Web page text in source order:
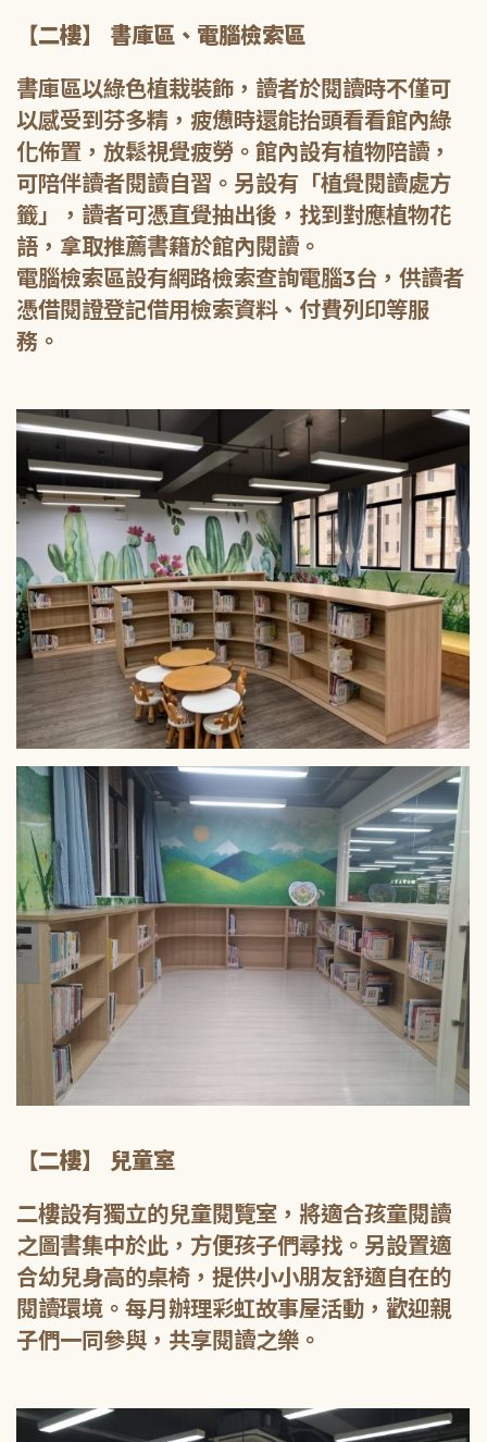
【二樓】 書庫區、電腦檢索區
書庫區以綠色植栽裝飾，讀者於閱讀時不僅可
以感受到芬多精，疲憊時還能抬頭看看館內綠
化佈置，放鬆視覺疲勞。館內設有植物陪讀，
可陪伴讀者閱讀自習。另設有「植覺閱讀處方
籤」，讀者可憑直覺抽出後，找到對應植物花
語，拿取推薦書籍於館內閱讀。
電腦檢索區設有網路檢索查詢電腦3台，供讀者
憑借閱證登記借用檢索資料、付費列印等服
務。
【二樓】 兒童室
二樓設有獨立的兒童閱覽室，將適合孩童閱讀
之圖書集中於此，方便孩子們尋找。另設置適
合幼兒身高的桌椅，提供小小朋友舒適自在的
閱讀環境。每月辦理彩虹故事屋活動，歡迎親
子們一同參與，共享閱讀之樂。